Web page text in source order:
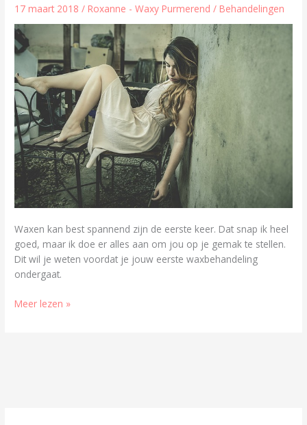
17 maart 2018/ Roxanne - Waxy Purmerend/ Behandelingen
Waxen kan best spannend zijn de eerste keer. Dat snap ik heel
goed, maar ik doe er alles aan om jou op je gemak te stellen.
Dit wil je weten voordat je jouw eerste waxbehandeling
ondergaat.
tips
en
tricks.
Meer lezen »